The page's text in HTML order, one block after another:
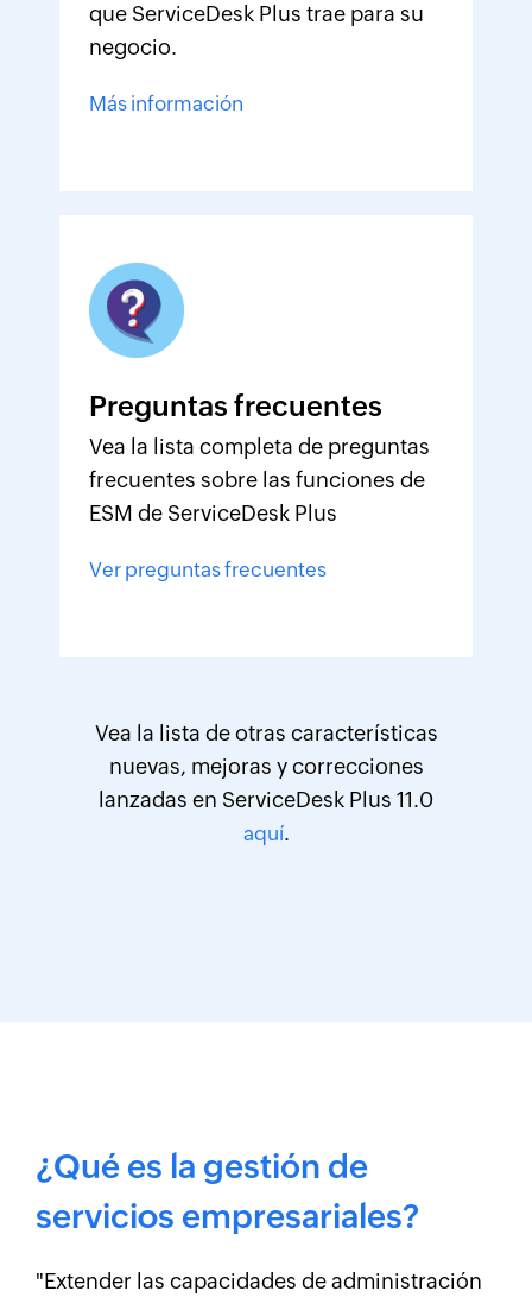
que ServiceDesk Plus trae para su
negocio.
Más información
Preguntas frecuentes
Vea la lista completa de preguntas
frecuentes sobre las funciones de
ESM de ServiceDesk Plus
Ver preguntas frecuentes
Vea la lista de otras características
nuevas, mejoras y correcciones
lanzadas en ServiceDesk Plus 11.0
aquí.
¿Qué es la gestión de
servicios empresariales?
"Extender las capacidades de administración